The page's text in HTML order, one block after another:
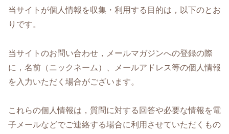
当サイトが個人情報を収集・利用する目的は，以下のとお
りです。
当サイトのお問い合わせ，メールマガジンへの登録の際
に，名前（ニックネーム）、メールアドレス等の個人情報
を入力いただく場合がございます。
これらの個人情報は，質問に対する回答や必要な情報を電
子メールなどでご連絡する場合に利用させていただくもの